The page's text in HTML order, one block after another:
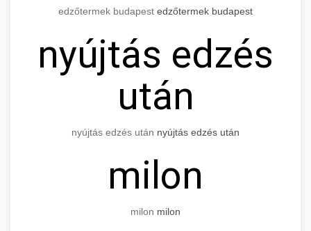
edzőtermek budapest edzőtermek budapest
nyújtás edzés
után
nyújtás edzés után nyújtás edzés után
milon
milon milon